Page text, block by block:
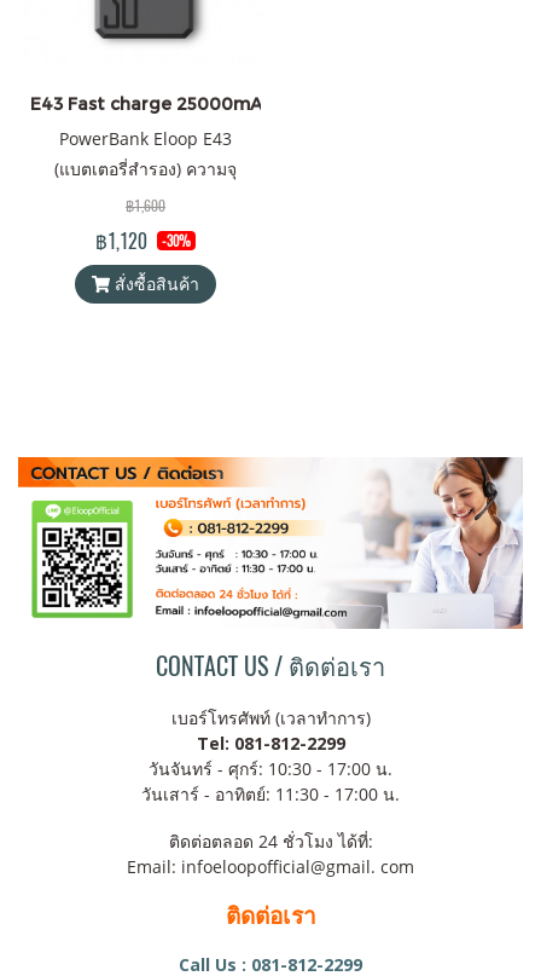
E43 Fast charge 25000mAh 30W
PowerBank Eloop E43
(แบตเตอรี่สำรอง) ความจุ
25000mAh QC 3.0 | PD 30W
ของแท้ 100% ได้รับมาตรฐาน
มอก. รองรับเทคโนโลยีชาร์จ
เร็ว Fast charge QC 3.0 | PD
฿1,600
฿1,120 -30%
สั่งซื้อสินค้า
CONTACT US / ติดต่อเรา
เบอร์โทรศัพท์ (เวลาทำการ)
Tel: 081-812-2299
วันจันทร์ - ศุกร์: 10:30 - 17:00 น.
วันเสาร์ - อาทิตย์: 11:30 - 17:00 น.
ติดต่อตลอด 24 ชั่วโมง ได้ที่:
Email: infoeloopofficial@gmail. com
ติดต่อเรา
Call Us : 081-812-2299